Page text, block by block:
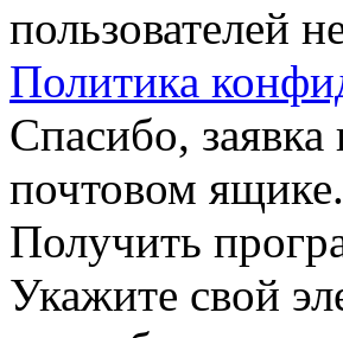
пользователей
Политика
Спасибо,
почтовом ящике.
Получить
Укажите свой